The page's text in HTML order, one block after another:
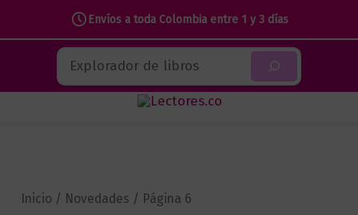
Envíos a toda Colombia entre 1 y 3 días
contenido
Buscar
Inicio / Novedades / Página 6